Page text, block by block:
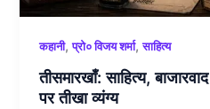
कहानी,प्रो० विजय शर्मा,साहित्य
तीसमारखाँ: साहित्य,
पर तीखा व्यंग्य